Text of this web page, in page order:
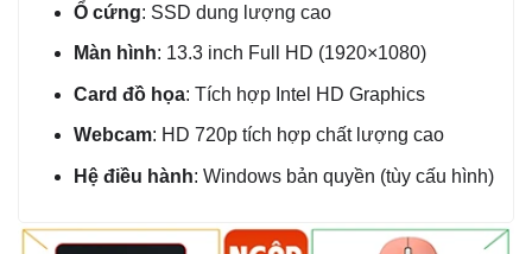
Ổ cứng: SSD dung lượng cao
Màn hình: 13.3 inch Full HD (1920×1080)
Card đồ họa: Tích hợp Intel HD Graphics
Webcam: HD 720p tích hợp chất lượng cao
Hệ điều hành: Windows bản quyền (tùy cấu hình)